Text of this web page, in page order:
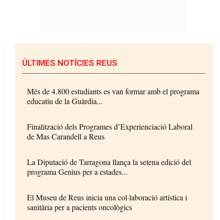
ÚLTIMES NOTÍCIES REUS
Més de 4.800 estudiants es van formar amb el programa
educatiu de la Guàrdia...
Finalització dels Programes d’Experienciació Laboral
de Mas Carandell a Reus
La Diputació de Tarragona llança la setena edició del
programa Genius per a estades...
El Museu de Reus inicia una col·laboració artística i
sanitària per a pacients oncològics